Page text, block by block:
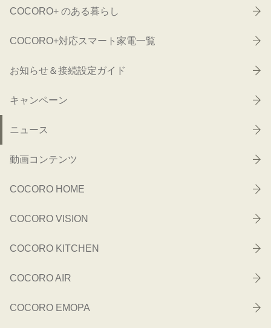
COCORO+ のある暮らし
COCORO+対応スマート家電一覧
お知らせ＆接続設定ガイド
キャンペーン
ニュース
動画コンテンツ
COCORO HOME
COCORO VISION
COCORO KITCHEN
COCORO AIR
COCORO EMOPA